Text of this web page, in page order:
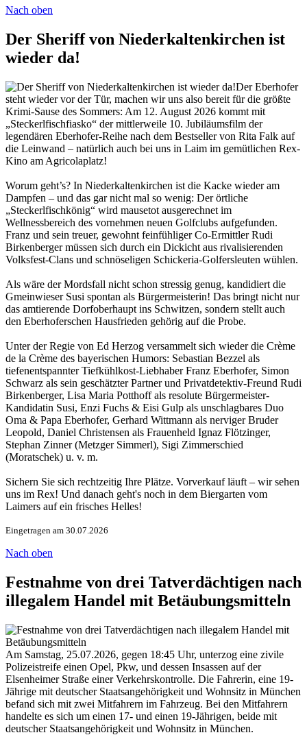
Nach oben
Der Sheriff von Niederkaltenkirchen ist
wieder da!
Der Eberhofer
steht wieder vor der Tür, machen wir uns also bereit für die größte
Krimi-Sause des Sommers: Am 12. August 2026 kommt mit
„Steckerlfischfiasko“ der mittlerweile 10. Jubiläumsfilm der
legendären Eberhofer-Reihe nach dem Bestseller von Rita Falk auf
die Leinwand – natürlich auch bei uns in Laim im gemütlichen Rex-
Kino am Agricolaplatz!
Worum geht’s? In Niederkaltenkirchen ist die Kacke wieder am
Dampfen – und das gar nicht mal so wenig: Der örtliche
„Steckerlfischkönig“ wird mausetot ausgerechnet im
Wellnessbereich des vornehmen neuen Golfclubs aufgefunden.
Franz und sein treuer, gewohnt feinfühliger Co-Ermittler Rudi
Birkenberger müssen sich durch ein Dickicht aus rivalisierenden
Volksfest-Clans und schnöseligen Schickeria-Golfersleuten wühlen.
Als wäre der Mordsfall nicht schon stressig genug, kandidiert die
Gmeinwieser Susi spontan als Bürgermeisterin! Das bringt nicht nur
das amtierende Dorfoberhaupt ins Schwitzen, sondern stellt auch
den Eberhoferschen Hausfrieden gehörig auf die Probe.
Unter der Regie von Ed Herzog versammelt sich wieder die Crème
de la Crème des bayerischen Humors: Sebastian Bezzel als
tiefenentspannter Tiefkühlkost-Liebhaber Franz Eberhofer, Simon
Schwarz als sein geschätzter Partner und Privatdetektiv-Freund Rudi
Birkenberger, Lisa Maria Potthoff als resolute Bürgermeister-
Kandidatin Susi, Enzi Fuchs & Eisi Gulp als unschlagbares Duo
Oma & Papa Eberhofer, Gerhard Wittmann als nerviger Bruder
Leopold, Daniel Christensen als Frauenheld Ignaz Flötzinger,
Stephan Zinner (Metzger Simmerl), Sigi Zimmerschied
(Moratschek) u. v. m.
Sichern Sie sich rechtzeitig Ihre Plätze. Vorverkauf läuft – wir sehen
uns im Rex! Und danach geht's noch in dem Biergarten vom
Laimers auf ein frisches Helles!
Eingetragen am 30.07.2026
Nach oben
Festnahme von drei Tatverdächtigen nach
illegalem Handel mit Betäubungsmitteln
Am Samstag, 25.07.2026, gegen 18:45 Uhr, unterzog eine zivile
Polizeistreife einen Opel, Pkw, und dessen Insassen auf der
Elsenheimer Straße einer Verkehrskontrolle. Die Fahrerin, eine 19-
Jährige mit deutscher Staatsangehörigkeit und Wohnsitz in München
befand sich mit zwei Mitfahrern im Fahrzeug. Bei den Mitfahrern
handelte es sich um einen 17- und einen 19-Jährigen, beide mit
deutscher Staatsangehörigkeit und Wohnsitz in München.